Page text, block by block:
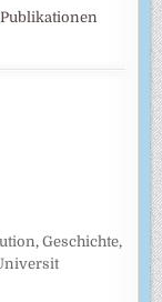
,Geschichte,